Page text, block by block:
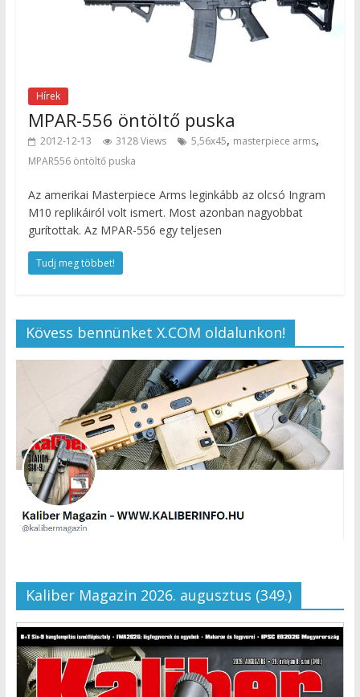
Hírek
MPAR-556 öntöltő puska
2012-12-13 3128 Views 5,56x45, masterpiece arms,
MPAR556 öntöltő puska
Az amerikai Masterpiece Arms leginkább az olcsó Ingram
M10 replikáiról volt ismert. Most azonban nagyobbat
gurítottak. Az MPAR-556 egy teljesen
Tudj meg többet!
Kövess bennünket X.COM oldalunkon!
Kaliber Magazin 2026. augusztus (349.)